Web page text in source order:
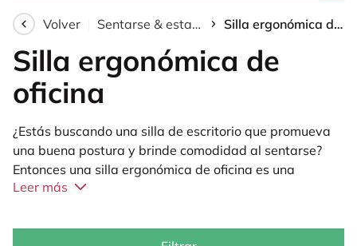
Volver Sentarse & estar de pie Silla ergonómica de oficina
Silla ergonómica de
oficina
¿Estás buscando una silla de escritorio que promueva
una buena postura y brinde comodidad al sentarse?
Entonces una silla ergonómica de oficina es una
excelente opción. Ergo2Work ofrece una amplia gama
en la oficina. En esta página discutiremos los beneficios
Leer más